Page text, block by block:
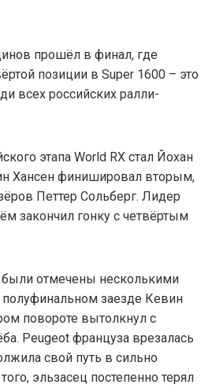
прошёл в финал, где
позиции в Super 1600 – это
всех российских ралли-
этапа World RX стал Йохан
Хансен финишировал вторым,
Петтер Сольберг. Лидер
закончил гонку с четвёртым
отмечены несколькими
заезде Кевин
повороте вытолкнул с
Peugeot француза врезалась
свой путь в сильно
эльзасец постепенно терял